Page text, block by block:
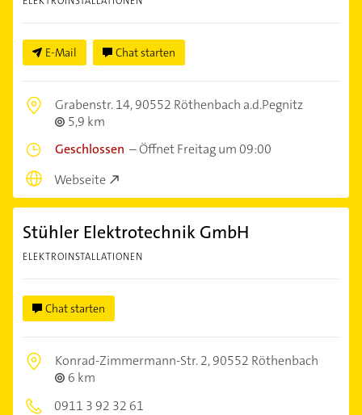
E-Mail Chat starten
Grabenstr. 14,90552 Röthenbach a.d.Pegnitz
5,9 km
Geschlossen –Öffnet Freitag um 09:00
Webseite
Stühler Elektrotechnik GmbH
ELEKTROINSTALLATIONEN
Chat starten
Konrad-Zimmermann-Str. 2,90552 Röthenbach
6 km
0911 3 92 32 61